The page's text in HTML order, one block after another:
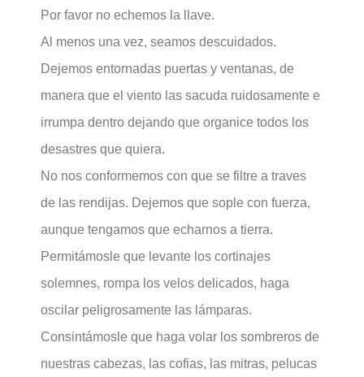
Por favor no echemos la llave.
Al menos una vez, seamos descuidados.
Dejemos entornadas puertas y ventanas, de
manera que el viento las sacuda ruidosamente e
irrumpa dentro dejando que organice todos los
desastres que quiera.
No nos conformemos con que se filtre a traves
de las rendijas. Dejemos que sople con fuerza,
aunque tengamos que echarnos a tierra.
Permitámosle que levante los cortinajes
solemnes, rompa los velos delicados, haga
oscilar peligrosamente las lámparas.
Consintámosle que haga volar los sombreros de
nuestras cabezas, las cofias, las mitras, pelucas